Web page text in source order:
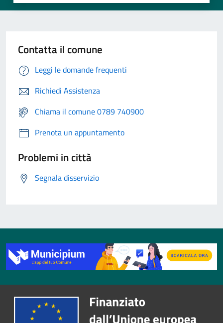
Contatta il comune
Leggi le domande frequenti
Richiedi Assistenza
Chiama il comune 0789 740900
Prenota un appuntamento
Problemi in città
Segnala disservizio